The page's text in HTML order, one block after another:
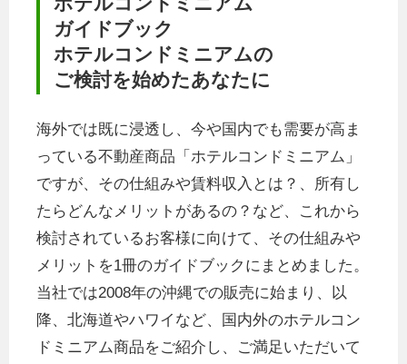
ガイドブック
ホテルコンドミニアムの
ご検討を始めたあなたに
海外では既に浸透し、今や国内でも需要が高ま
っている不動産商品「ホテルコンドミニアム」
ですが、その仕組みや賃料収入とは？、所有し
たらどんなメリットがあるの？など、これから
検討されているお客様に向けて、その仕組みや
メリットを1冊のガイドブックにまとめました。
当社では2008年の沖縄での販売に始まり、以
降、北海道やハワイなど、国内外のホテルコン
ドミニアム商品をご紹介し、ご満足いただいて